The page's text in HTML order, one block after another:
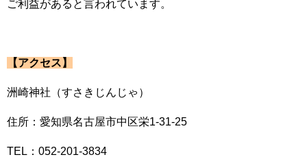
ご利益があると言われています。
【アクセス】
洲崎神社（すさきじんじゃ）
住所：愛知県名古屋市中区栄1-31-25
TEL：052-201-3834